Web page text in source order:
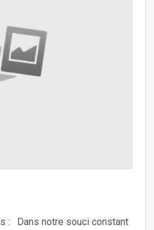
: Dans notre souci constant